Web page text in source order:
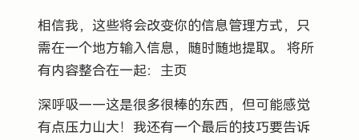
相信我，这些将会改变你的信息管理方式，只
需在一个地方输入信息，随时随地提取。 将所
有内容整合在一起：主页
深呼吸——这是很多很棒的东西，但可能感觉
有点压力山大！我还有一个最后的技巧要告诉